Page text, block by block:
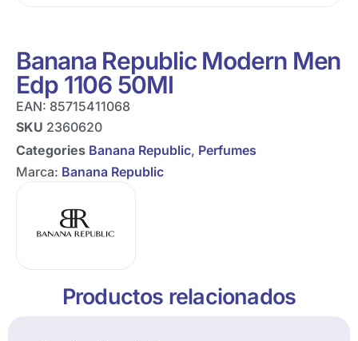
Banana Republic Modern Men
Edp 1106 50Ml
EAN: 85715411068
SKU 2360620
Categories Banana Republic, Perfumes
Marca: Banana Republic
Productos relacionados